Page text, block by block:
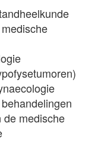
de medische